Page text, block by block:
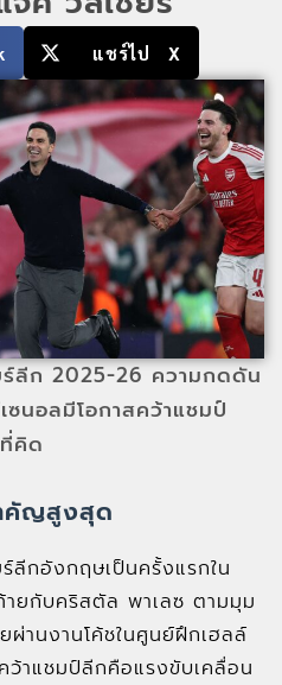
แชร์ไป X
ลีก 2025-26 ความกดดัน
ซนอลมีโอกาสคว้าแชมป์
คิด
คัญสูงสุด
ลีกอังกฤษเป็นครั้งแรกใน
ยกับคริสตัล พาเลซ ตามมุม
านงานโค้ชในศูนย์ฝึกเฮลล์
ว้าแชมป์ลีกคือแรงขับเคลื่อน